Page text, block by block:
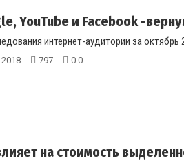
YouTube и Facebook -
интернет-аудитории за
797 0.0
на стоимость